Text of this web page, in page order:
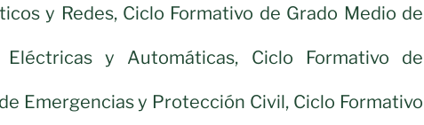
y Redes, Ciclo Formativo de Grado Medio de
Eléctricas y Automáticas, Ciclo Formativo de
Emergencias y Protección Civil, Ciclo Formativo